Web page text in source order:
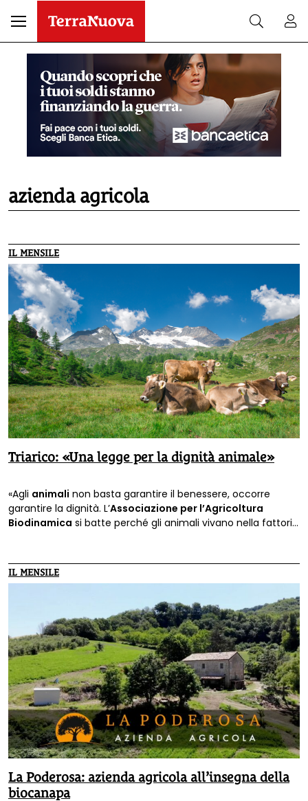
azienda agricola
IL MENSILE
Triarico: «Una legge per la dignità animale»
«Agli animali non basta garantire il benessere, occorre
garantire la dignità. L’Associazione per l’Agricoltura
Biodinamica si batte perché gli animali vivano nella fattoria
così Carlo Triarico nella sua rubrica suTerra Nuova di
aprile.
IL MENSILE
La Poderosa: azienda agricola all’insegna della
biocanapa